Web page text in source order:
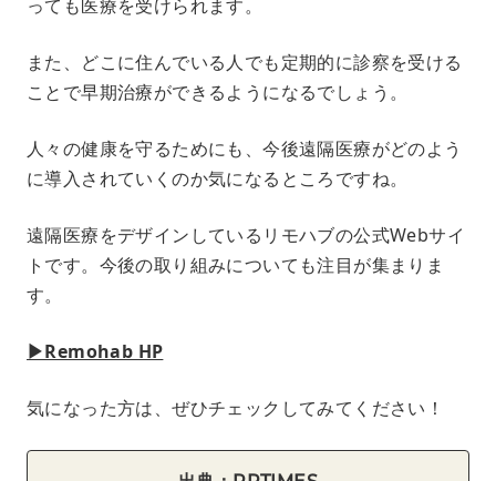
っても医療を受けられます。
また、どこに住んでいる人でも定期的に診察を受ける
ことで早期治療ができるようになるでしょう。
人々の健康を守るためにも、今後遠隔医療がどのよう
に導入されていくのか気になるところですね。
遠隔医療をデザインしているリモハブの公式Webサイ
トです。今後の取り組みについても注目が集まりま
す。
▶︎Remohab HP
気になった方は、ぜひチェックしてみてください！